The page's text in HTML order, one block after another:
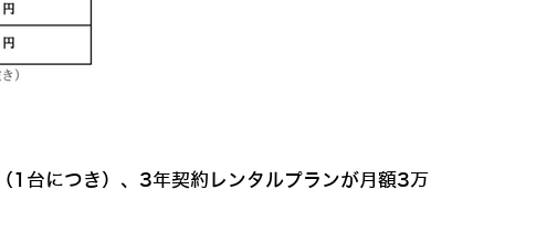
台につき）、3年契約レンタルプランが月額3万